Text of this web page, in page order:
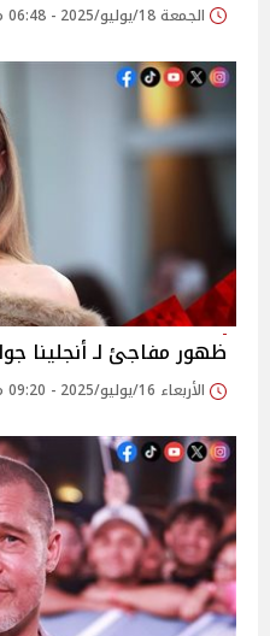
الجمعة 18/يوليو/2025 - 06:48 م
ظهور مفاجئ لـ أنجلينا
الأربعاء 16/يوليو/2025 - 09:20 م